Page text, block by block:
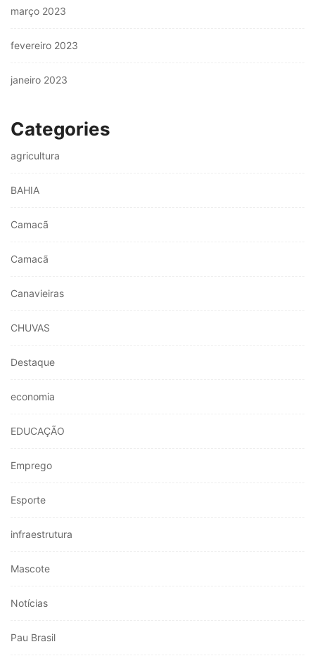
março 2023
fevereiro 2023
janeiro 2023
Categories
agricultura
BAHIA
Camacã
Camacã
Canavieiras
CHUVAS
Destaque
economia
EDUCAÇÃO
Emprego
Esporte
infraestrutura
Mascote
Notícias
Pau Brasil